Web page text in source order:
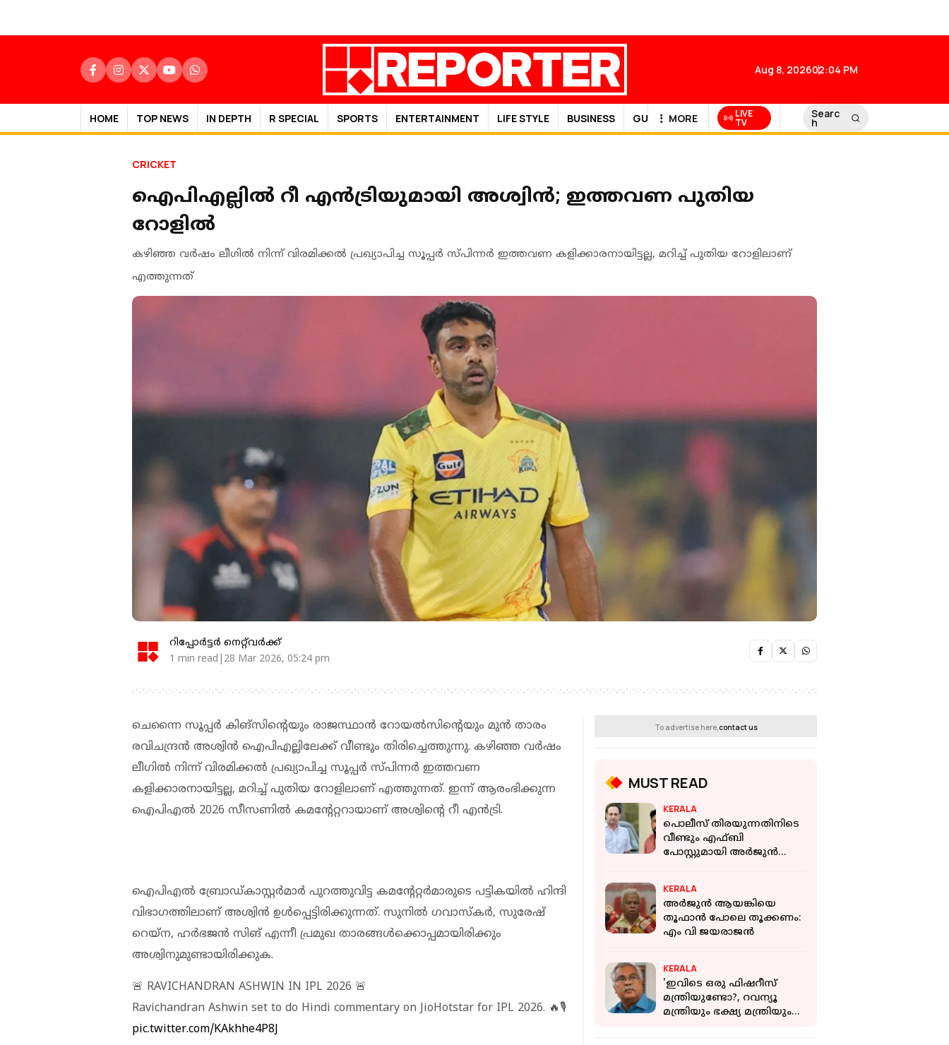
Aug 8, 202602:04 PM
HOME TOP NEWS IN DEPTH R SPECIAL SPORTS ENTERTAINMENT LIFE STYLE BUSINESS GULF NEWS
MORE LIVE
TV
Searc
h
CRICKET
ഐപിഎല്ലിൽ റീ എൻട്രിയുമായി അശ്വിൻ; ഇത്തവണ പുതിയ
റോളിൽ
ക‍ഴിഞ്ഞ വർഷം ലീ​ഗിൽ നിന്ന് വിരമിക്കൽ പ്രഖ്യാപിച്ച സൂപ്പർ സ്പിന്നർ ഇത്തവണ കളിക്കാരനായിട്ടല്ല, മറിച്ച് പുതിയ റോളിലാണ്
എത്തുന്നത്
റിപ്പോർട്ടർ നെറ്റ്‌വര്‍ക്ക്‌
1 min read|28 Mar 2026, 05:24 pm
ചെന്നൈ സൂപ്പർ കിങ്സിന്റെയും രാജസ്ഥാൻ റോയൽസിന്റെയും മുൻ താരം
രവിചന്ദ്രൻ അശ്വിൻ ഐപിഎല്ലിലേക്ക് വീണ്ടും തിരിച്ചെത്തുന്നു. ക‍ഴിഞ്ഞ വർഷം
ലീ​ഗിൽ നിന്ന് വിരമിക്കൽ പ്രഖ്യാപിച്ച സൂപ്പർ സ്പിന്നർ ഇത്തവണ
കളിക്കാരനായിട്ടല്ല, മറിച്ച് പുതിയ റോളിലാണ് എത്തുന്നത്. ഇന്ന് ആരംഭിക്കുന്ന
ഐപിഎൽ 2026 സീസണിൽ കമന്റേറ്ററായാണ് അശ്വിന്റെ റീ എൻട്രി.
ഐപിഎൽ ബ്രോഡ്കാസ്റ്റർമാർ പുറത്തുവിട്ട കമന്റേറ്റർമാരുടെ പട്ടികയിൽ ഹിന്ദി
വിഭാഗത്തിലാണ് അശ്വിൻ ഉൾപ്പെട്ടിരിക്കുന്നത്. സുനിൽ ഗവാസ്കർ, സുരേഷ്
റെയ്‌ന, ഹർഭജൻ സിങ് എന്നീ പ്രമുഖ താരങ്ങൾക്കൊപ്പമായിരിക്കും
അശ്വിനുമുണ്ടായിരിക്കുക.
🚨 RAVICHANDRAN ASHWIN IN IPL 2026 🚨
Ravichandran Ashwin set to do Hindi commentary on JioHotstar for IPL 2026. 🔥🎙️
pic.twitter.com/KAkhhe4P8J
To advertise here, contact us
MUST READ
KERALA
പൊലീസ് തിരയുന്നതിനിടെ
വീണ്ടും എഫ്ബി
പോസ്റ്റുമായി അർജുൻ
KERALA
അര്‍ജുന്‍ ആയങ്കിയെ
തൂഫാന്‍ പോലെ തൂക്കണം:
എം വി ജയരാജന്‍
KERALA
'ഇവിടെ ഒരു ഫിഷറീസ്
മന്ത്രിയുണ്ടോ?, റവന്യൂ
മന്ത്രിയും ഭക്ഷ്യ മന്ത്രിയും